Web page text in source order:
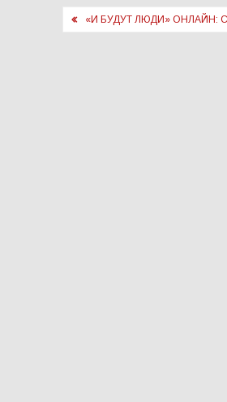
Навигация
«И БУДУТ ЛЮДИ»